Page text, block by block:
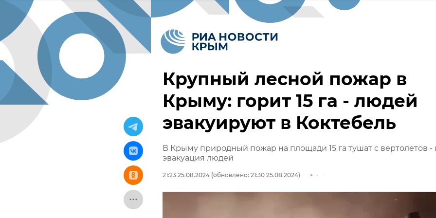
Крупный лесной пожар в
Крыму: горит 15 га - людей
эвакуируют в Коктебель
В Крыму природный пожар на площади 15 га тушат с вертолетов -
эвакуация людей
21:23 25.08.2024 (обновлено: 21:30 25.08.2024)